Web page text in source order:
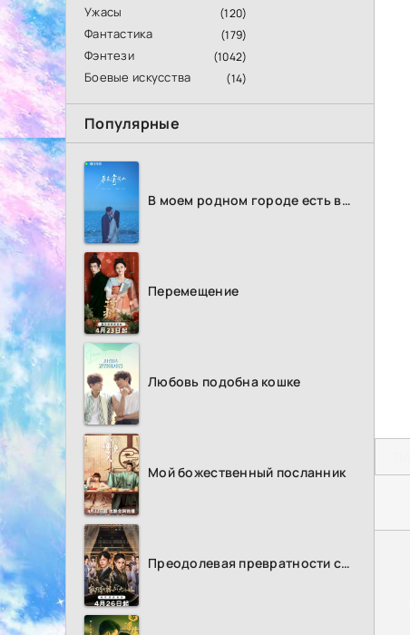
Ужасы (120)
Фантастика (179)
Фэнтези (1042)
Боевые искусства (14)
Популярные
В моем родном городе есть возлюбленный
Перемещение
Любовь подобна кошке
Мой божественный посланник
Преодолевая превратности судьбы